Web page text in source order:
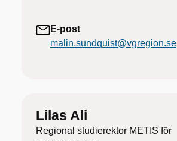
E-post
malin.sundquist@vgregion.se
Lilas Ali
Regional studierektor METIS för